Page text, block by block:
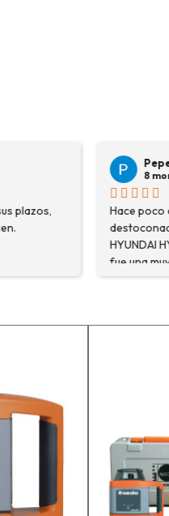
Suárez
ago
una
de gasolina
2 en Rexcosur y
buena experiencia. No
el producto que
explicaron con
asegurarme de que
mi trabajo. Salvador,
que estuve
me explicó todo￼
la recomiendo, he
tengo varios
y muy